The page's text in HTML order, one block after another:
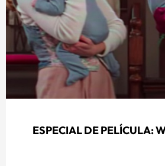
ESPECIAL DE PELÍCULA: